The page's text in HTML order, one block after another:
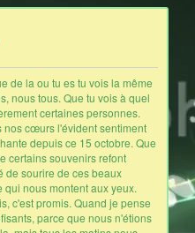
de la ou tu es tu vois la même
nous tous. Que tu vois à quel
certaines personnes.
nos cœurs l'évident sentiment
depuis ce 15 octobre. Que
certains souvenirs refont
de sourire de ces beaux
nous montent aux yeux.
c'est promis. Quand je pense
parce que nous n'étions